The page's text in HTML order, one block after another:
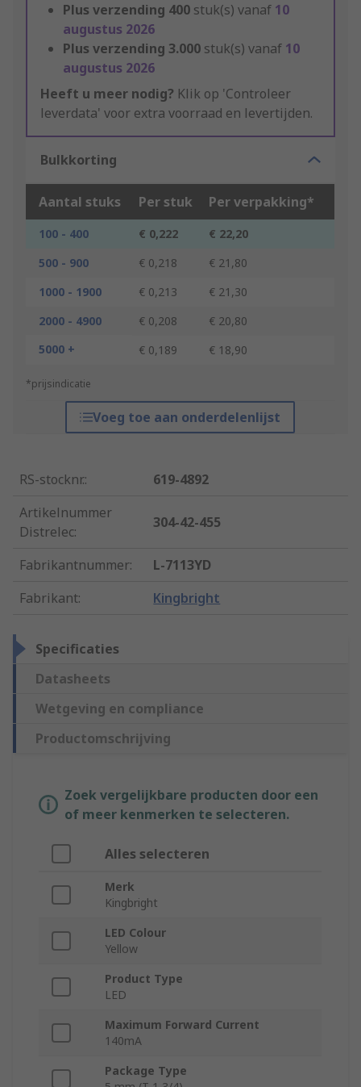
Plus verzending 400 stuk(s) vanaf 10
augustus 2026
Plus verzending 3.000 stuk(s) vanaf 10
augustus 2026
Heeft u meer nodig? Klik op 'Controleer
leverdata' voor extra voorraad en levertijden.
Bulkkorting
Aantal stuks Per stuk Per verpakking*
100 - 400 € 0,222
€ 22,20
500 - 900
€ 0,218
€ 21,80
1000 - 1900
€ 0,213
€ 21,30
2000 - 4900
€ 0,208
€ 20,80
5000 +
€ 0,189 € 18,90
*prijsindicatie
Voeg toe aan onderdelenlijst
RS-stocknr.:
619-4892
Artikelnummer
Distrelec:
304-42-455
Fabrikantnummer:
L-7113YD
Fabrikant: Kingbright
Specificaties
Datasheets
Wetgeving en compliance
Productomschrijving
Zoek vergelijkbare producten door een
of meer kenmerken te selecteren.
Alles selecteren
Merk
Kingbright
LED Colour
Yellow
Product Type
LED
Maximum Forward Current
140mA
Package Type